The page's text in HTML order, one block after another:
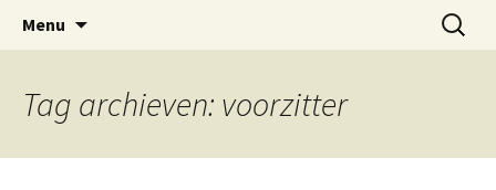
inhoud
OVOS
Oost-Vlaamse Vereniging voor
Onderwateronderzoek en -Sport
Menu
Zoeken
naar:
Tag archieven: voorzitter